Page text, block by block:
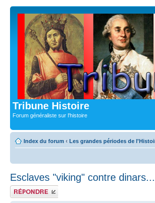
Tribune Histoire
Forum généraliste sur l'histoire
Index du forum ‹ Les grandes périodes de
Esclaves "viking" contre dinars...
Publier une
réponse